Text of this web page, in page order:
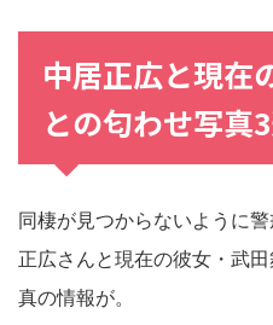
中居正広と現在
との匂わせ写真3
同棲が見つからないように
正広さんと現在の彼女・武
真の情報が。